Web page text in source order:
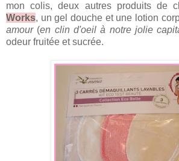
mon colis, deux autres produits de
Works, un gel douche et une lotion
amour(en clin d'oeil à notre jolie
odeur fruitée et sucrée.